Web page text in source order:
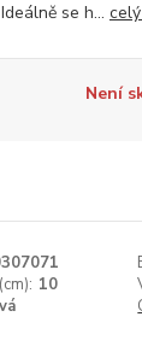
se h...
Není
10